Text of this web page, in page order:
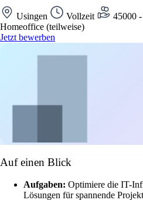
Usingen Vollzeit
45000
Homeoffice (teilweise)
Jetzt bewerben
Auf einen Blick
Aufgaben: Optimiere die IT-
Lösungen für spannende